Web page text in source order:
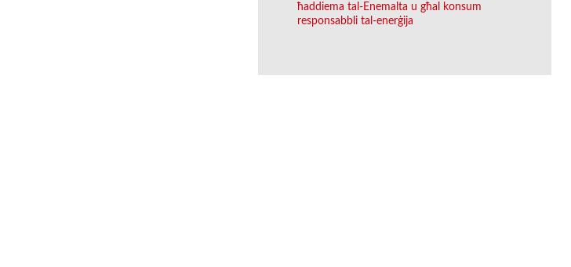
ħaddiema tal-Enemalta u għal konsum
responsabbli tal-enerġija